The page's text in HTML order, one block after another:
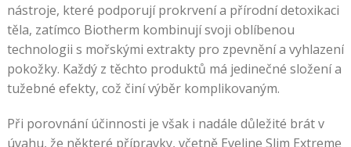
nástroje, které podporují prokrvení a přírodní detoxikaci
těla, zatímco Biotherm kombinují svoji oblíbenou
technologii s mořskými extrakty pro zpevnění a vyhlazení
pokožky. Každý z těchto produktů má jedinečné složení a
tužebné efekty, což činí výběr komplikovaným.
Při porovnání účinnosti je však i nadále důležité brát v
úvahu, že některé přípravky, včetně Eveline Slim Extreme